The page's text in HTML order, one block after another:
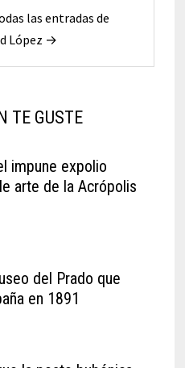
las entradas de
López →
TE GUSTE
impune expolio
arte de la Acrópolis
del Prado que
en 1891